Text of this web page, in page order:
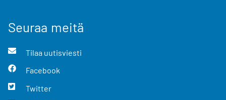
Seuraa meitä
Tilaa uutisviesti
Facebook
Twitter